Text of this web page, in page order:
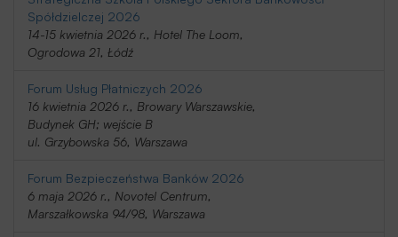
Spółdzielczej 2026
14-15 kwietnia 2026 r., Hotel The Loom,
Ogrodowa 21, Łódź
Forum Usług Płatniczych 2026
16 kwietnia 2026 r., Browary Warszawskie,
Budynek GH; wejście B
ul. Grzybowska 56, Warszawa
Forum Bezpieczeństwa Banków 2026
6 maja 2026 r., Novotel Centrum,
Marszałkowska 94/98, Warszawa